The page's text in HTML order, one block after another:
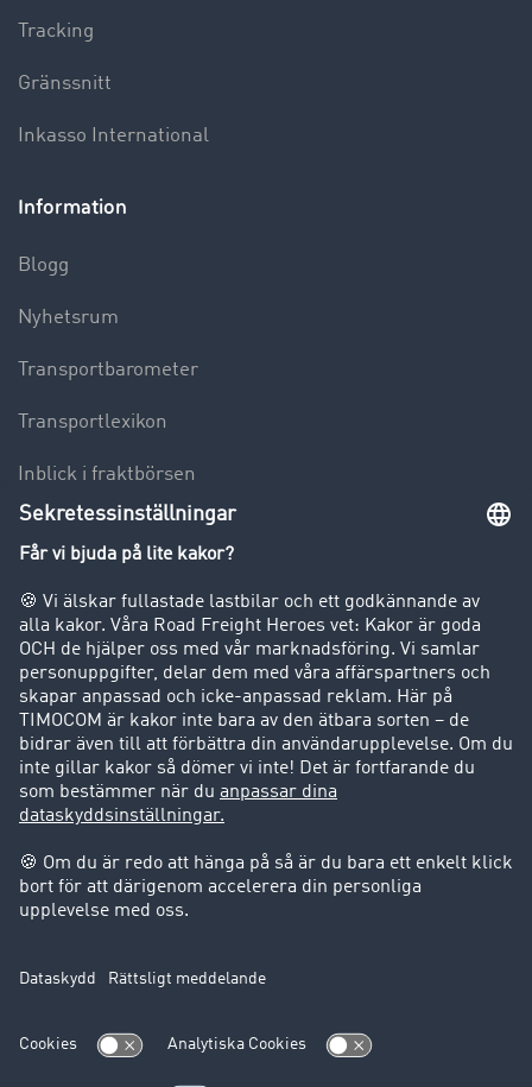
Tracking
Gränssnitt
Inkasso International
Information
Blogg
Nyhetsrum
Transportbarometer
Transportlexikon
Inblick i fraktbörsen
Körförbud för lastbilar
Företag
Kunder värvar kunder
Success Stories
Support
Support
Juridiskt
Företagsinformation
Användarvillkor